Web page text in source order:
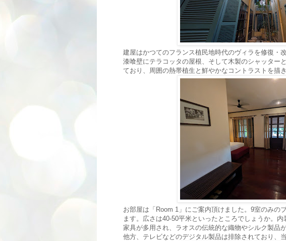
建屋はかつてのフランス植民地時代のヴィラを修復・
漆喰壁にテラコッタの屋根、そして木製のシャッター
ており、周囲の熱帯植生と鮮やかなコントラストを描
お部屋は「Room 1」にご案内頂けました。9室のみの
ます。広さは40-50平米といったところでしょうか。
家具が多用され、ラオスの伝統的な織物やシルク製品
他方、テレビなどのデジタル製品は排除されており、